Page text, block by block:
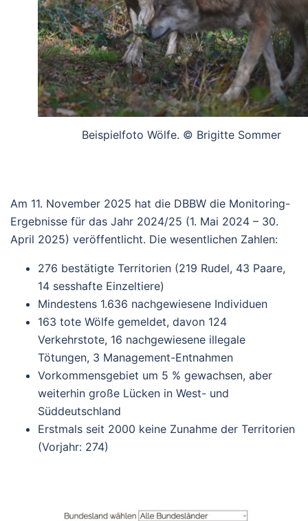
Beispielfoto Wölfe. © Brigitte Sommer
Am 11. November 2025 hat die DBBW die Monitoring-
Ergebnisse für das Jahr 2024/25 (1. Mai 2024 – 30.
April 2025) veröffentlicht. Die wesentlichen Zahlen:
276 bestätigte Territorien (219 Rudel, 43 Paare,
14 sesshafte Einzeltiere)
Mindestens 1.636 nachgewiesene Individuen
163 tote Wölfe gemeldet, davon 124
Verkehrstote, 16 nachgewiesene illegale
Tötungen, 3 Management-Entnahmen
Vorkommensgebiet um 5 % gewachsen, aber
weiterhin große Lücken in West- und
Süddeutschland
Erstmals seit 2000 keine Zunahme der Territorien
(Vorjahr: 274)